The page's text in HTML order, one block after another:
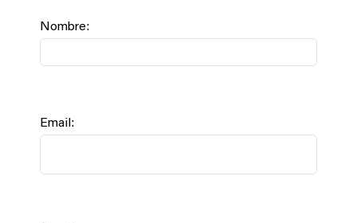
Nombre:
Email: